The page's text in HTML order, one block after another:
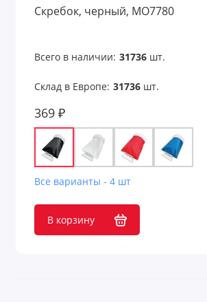
Для моряков
Для нефтяников и шахтеров
Для работников авиации
Для работников культуры
Для рыбалки
Скребок, черный, MO7780
Всего в наличии: 31736шт.
Склад в Европе: 31736шт.
369 ₽
Все варианты - 4 шт
В корзину